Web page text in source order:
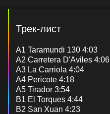
Трек-лист
A1 Taramundi 130 4:03
A2 Carretera D'Aviles 4:06
A3 La Carriola 4:04
A4 Pericote 4:18
A5 Tirador 3:54
B1 El Torques 4:44
B2 San Xuan 4:23